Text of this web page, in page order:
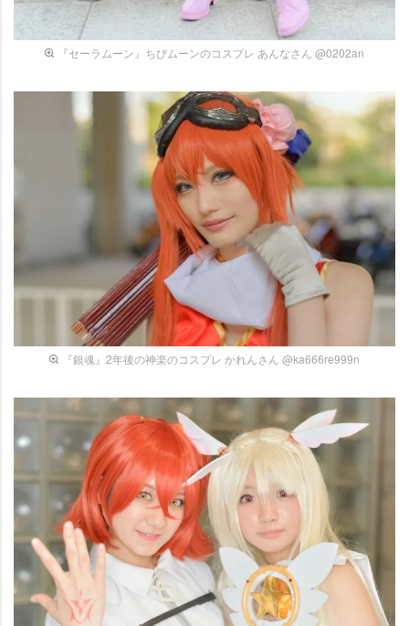
『セーラムーン』ちびムーンのコスプレ あんなさん @0202an
『銀魂』2年後の神楽のコスプレ かれんさん @ka666re999n